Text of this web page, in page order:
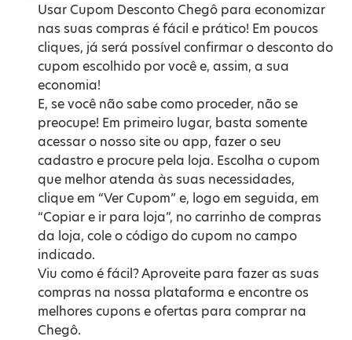
Usar Cupom Desconto Chegô para economizar
nas suas compras é fácil e prático! Em poucos
cliques, já será possível confirmar o desconto do
cupom escolhido por você e, assim, a sua
economia!
E, se você não sabe como proceder, não se
preocupe! Em primeiro lugar, basta somente
acessar o nosso site ou app, fazer o seu
cadastro e procure pela loja. Escolha o cupom
que melhor atenda às suas necessidades,
clique em “Ver Cupom” e, logo em seguida, em
“Copiar e ir para loja”, no carrinho de compras
da loja, cole o código do cupom no campo
indicado.
Viu como é fácil? Aproveite para fazer as suas
compras na nossa plataforma e encontre os
melhores cupons e ofertas para comprar na
Chegô.